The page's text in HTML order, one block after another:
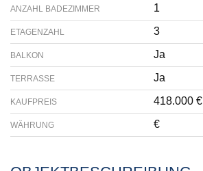
ANZAHL BADEZIMMER 1
ETAGENZAHL 3
BALKON Ja
TERRASSE Ja
KAUFPREIS 418.000 €
WÄHRUNG €